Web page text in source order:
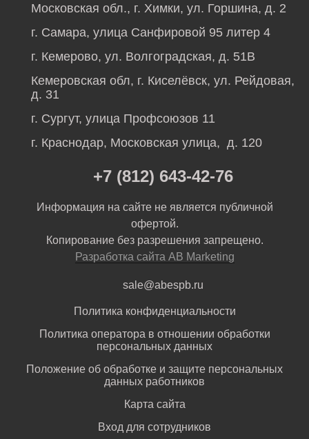
Московская обл., г. Химки, ул. Горшина, д. 2
г. Самара, улица Санфировой 95 литер 4
г. Кемерово, ул. Волгоградская, д. 51В
Кемеровская обл, г. Киселёвск, ул. Рейдовая,
д. 31
г. Сургут, улица Профсоюзов 11
г. Краснодар, Московская улица, д. 120
+7 (812) 643-42-76
Информация на сайте не является публичной
офертой.
Копирование без разрешения запрещено.
Разработка сайта AB Marketing
sale@abespb.ru
Политика конфиденциальности
Политика оператора в отношении обработки
персональных данных
Положение об обработке и защите персональных
данных работников
Карта сайта
Вход для сотрудников